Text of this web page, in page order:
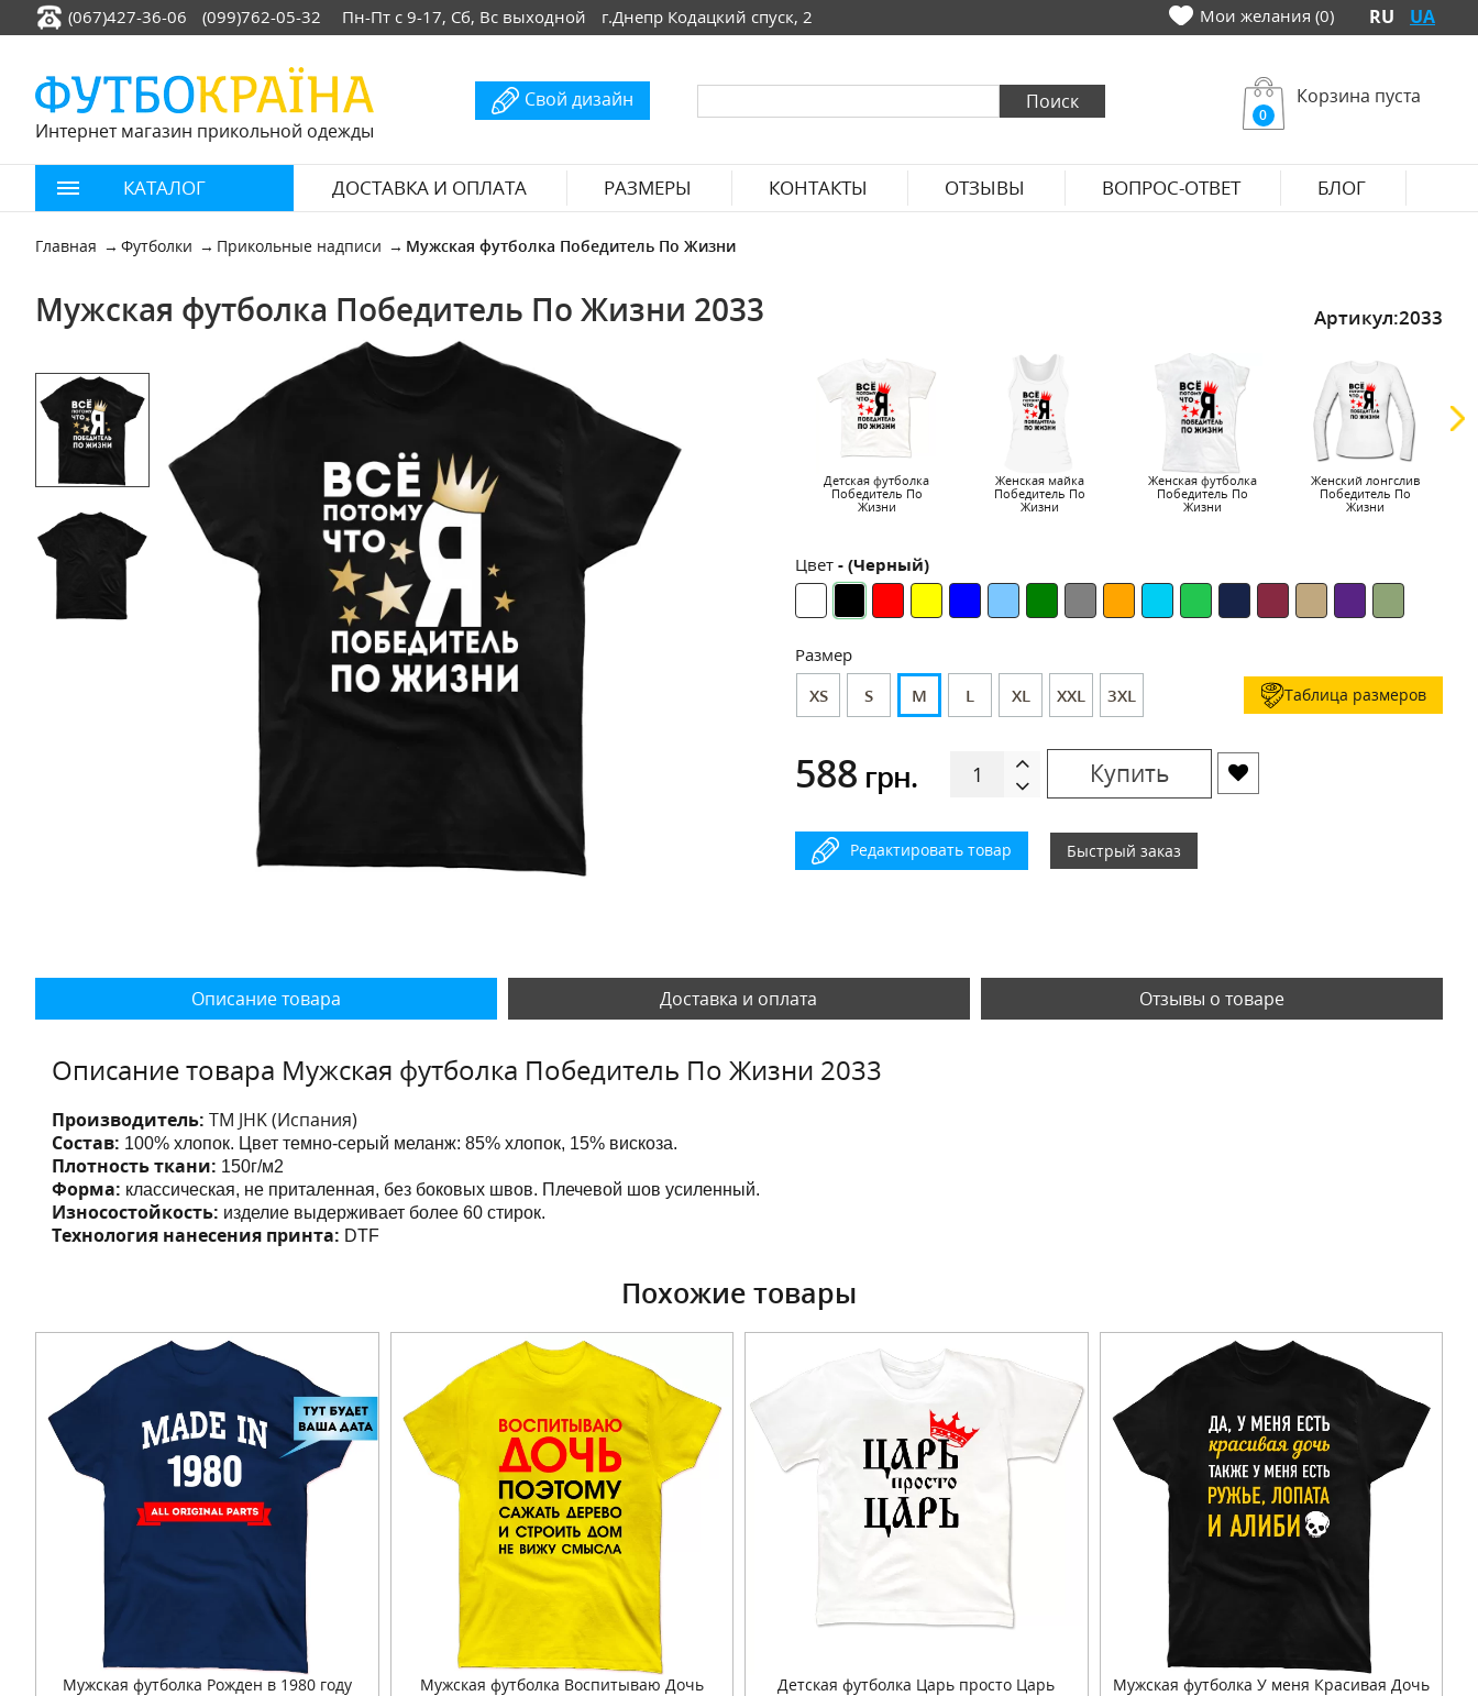
(067)427-36-06 (099)762-05-32 Пн-Пт с 9-17, Сб, Вс выходной г.Днепр Кодацкий спуск, 2 Мои желания (0) RU UA
Интернет магазин прикольной одежды
Свой дизайн
0
Корзина пуста
КАТАЛОГ ДОСТАВКА И ОПЛАТА РАЗМЕРЫ КОНТАКТЫ ОТЗЫВЫ ВОПРОС-ОТВЕТ БЛОГ
Главная Футболки Прикольные надписи Мужская футболка Победитель По Жизни
Мужская футболка Победитель По Жизни 2033 Артикул:2033
Детская футболка
Победитель По
Жизни
Женская майка
Победитель По
Жизни
Женская футболка
Победитель По
Жизни
Женский лонгслив
Победитель По
Жизни
Цвет - (Черный)
Размер
XS
S M L XL XXL 3XL Таблица размеров
588 грн. Купить
Редактировать товар Быстрый заказ
Описание товара Доставка и оплата Отзывы о товаре
Описание товара Мужская футболка Победитель По Жизни 2033
Производитель: ТМ JHK (Испания)
Состав: 100% хлопок. Цвет темно-серый меланж: 85% хлопок, 15% вискоза.
Плотность ткани: 150г/м2
Форма: классическая, не приталенная, без боковых швов. Плечевой шов усиленный.
Износостойкость: изделие выдерживает более 60 стирок.
Технология нанесения принта: DTF
Похожие товары
Мужская футболка Рожден в 1980 году Мужская футболка Воспитываю Дочь Детская футболка Царь просто Царь Мужская футболка У меня Красивая Дочь